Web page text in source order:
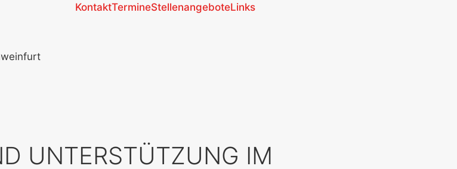
KontaktTermineStellenangeboteLinks
UNTERSTÜTZUNG IM